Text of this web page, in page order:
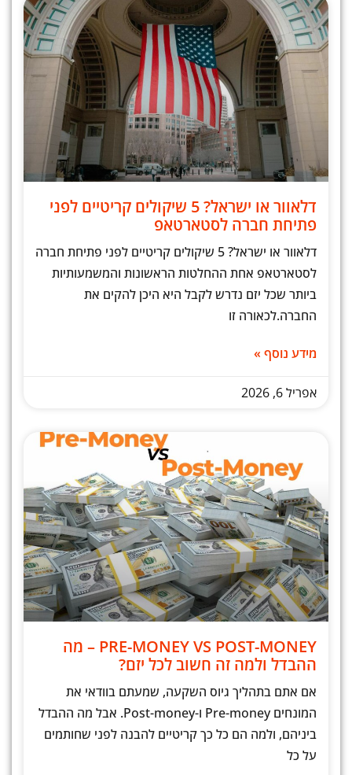
דלאוור או ישראל? 5 שיקולים קריטיים לפני
פתיחת חברה לסטארטאפ
דלאוור או ישראל? 5 שיקולים קריטיים לפני פתיחת חברה
לסטארטאפ אחת ההחלטות הראשונות והמשמעותיות
ביותר שכל יזם נדרש לקבל היא היכן להקים את
החברה.לכאורה זו
מידע נוסף »
אפריל 6, 2026
PRE-MONEY VS POST-MONEY – מה
ההבדל ולמה זה חשוב לכל יזם?
אם אתם בתהליך גיוס השקעה, שמעתם בוודאי את
המונחים Pre-money ו-Post-money. אבל מה ההבדל
ביניהם, ולמה הם כל כך קריטיים להבנה לפני שחותמים
על כל